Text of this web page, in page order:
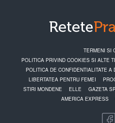
TERMENI SI
POLITICA PRIVIND COOKIES SI ALTE
POLITICA DE CONFIDENTIALITATE A
LIBERTATEA PENTRU FEMEI
STIRI MONDENE
ELLE GAZETA
AMERICA EXPRESS